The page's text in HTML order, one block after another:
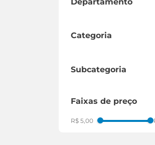
categoria
subcategoria
bateria
faixas de preço
R$ 5,00